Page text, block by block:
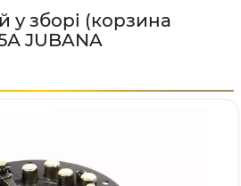
у зборі (корзина
JUBANA